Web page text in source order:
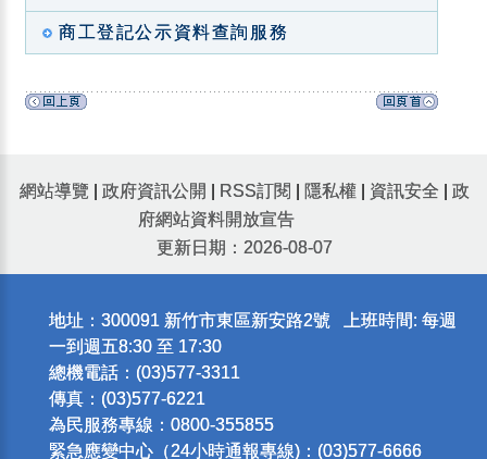
商工登記公示資料查詢服務
網站導覽 政府資訊公開 RSS訂閱 隱私權 資訊安全
政
府網站資料開放宣告
更新日期：2026-08-07
地址：300091 新竹市東區新安路2號 上班時間: 每週
一到週五8:30 至 17:30
總機電話：(03)577-3311
傳真：(03)577-6221
為民服務專線：0800-355855
緊急應變中心（24小時通報專線)：(03)577-6666